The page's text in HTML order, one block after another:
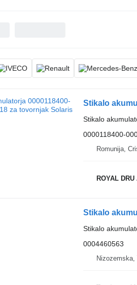
Stikalo
Stikalo
0000118400-
Romunija,
ROYAL DRU
Stikalo
0004460563
Nizozemska,